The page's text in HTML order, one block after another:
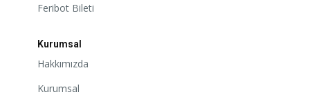
Feribot Bileti
Kurumsal
Hakkımızda
Kurumsal